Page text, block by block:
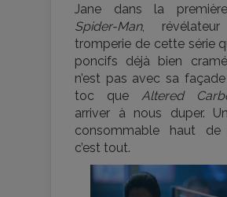
Jane dans la
Spider-Man,
tromperie de cette série
poncifs déjà bien
n’est pas avec sa
toc que Altered
arriver à nous duper.
consommable haut de
c’est tout.